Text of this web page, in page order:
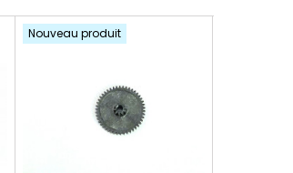
Nouveau produit